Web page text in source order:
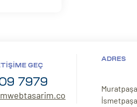
GEÇ
7979
ADRES
Muratpaşa